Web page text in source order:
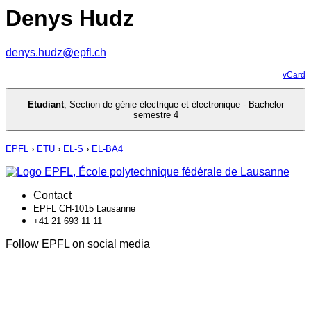
Denys Hudz
denys.hudz@epfl.ch
vCard
Etudiant, Section de génie électrique et électronique - Bachelor
semestre 4
EPFL › ETU › EL-S › EL-BA4
Contact
EPFL CH-1015 Lausanne
+41 21 693 11 11
Follow EPFL on social media